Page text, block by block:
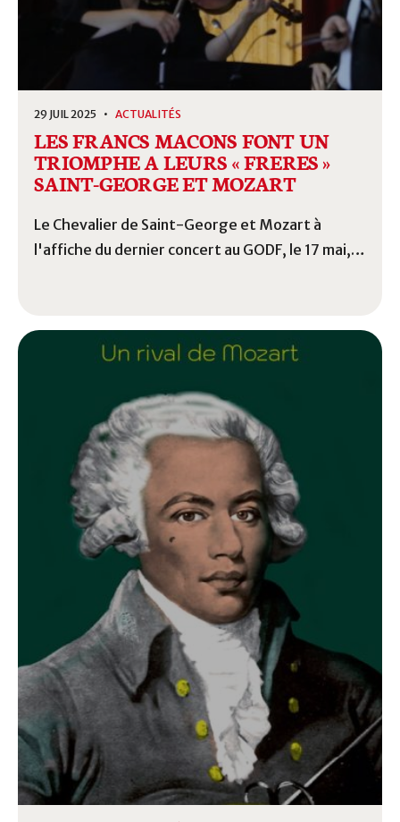
29 JUIL 2025 • ACTUALITÉS
LES FRANCS MACONS FONT UN
TRIOMPHE A LEURS « FRERES »
SAINT-GEORGE ET MOZART
Le Chevalier de Saint-George et Mozart à
l'affiche du dernier concert au GODF, le 17 mai,